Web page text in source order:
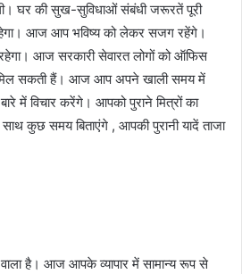
घर की सुख-सुविधाओं संबंधी जरूरतें पूरी
आज आप भविष्य को लेकर सजग रहेंगे।
आज सरकारी सेवारत लोगों को ऑफिस
मिल सकती हैं। आज आप अपने खाली समय में
में विचार करेंगे। आपको पुराने मित्रों का
कुछ समय बिताएंगे , आपकी पुरानी यादें ताजा
है। आज आपके व्यापार में सामान्य रूप से